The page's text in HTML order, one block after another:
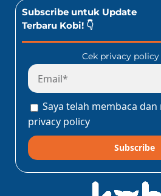
Subscribe untuk Update
Terbaru Kobi! 👇
Cek privacy policy
Saya telah membaca
privacy policy
Subscribe